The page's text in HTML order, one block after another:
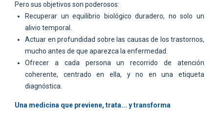
Pero sus objetivos son poderosos:
Recuperar un equilibrio biológico duradero, no solo un
alivio temporal.
Actuar en profundidad sobre las causas de los trastornos,
mucho antes de que aparezca la enfermedad.
Ofrecer a cada persona un recorrido de atención
coherente, centrado en ella, y no en una etiqueta
diagnóstica.
Una medicina que previene, trata... y transforma